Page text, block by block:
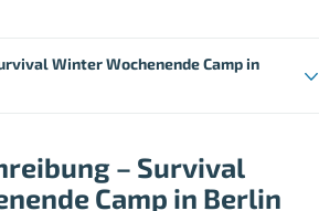
Winter Wochenende Camp in
– Survival
Camp in Berlin